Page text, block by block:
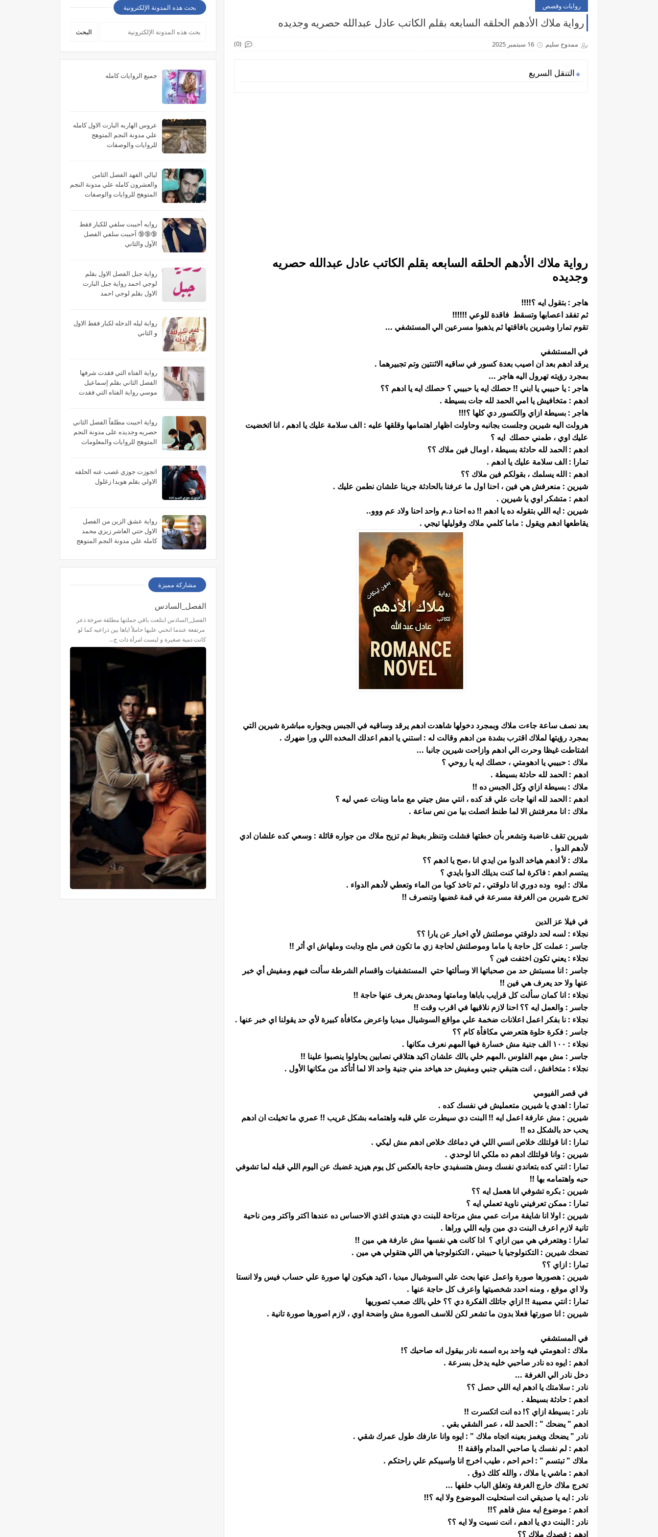
روايات وقصص
رواية ملاك الأدهم الحلقه السابعه بقلم الكاتب عادل عبدالله حصريه وجديده
ممدوح سليم 16 سبتمبر 2025 (0)
التنقل السريع
رواية ملاك الأدهم الحلقه السابعه بقلم الكاتب عادل عبدالله حصريه
وجديده
هاجر : بتقول ايه ؟!!!!
ثم تفقد اعصابها وتسقط فاقدة للوعي !!!!!!
تقوم تمارا وشيرين بافاقتها ثم يذهبوا مسرعين الي المستشفي ...
في المستشفي
يرقد ادهم بعد ان اصيب بعدة كسور في ساقيه الاثنتين وتم تجبيرهما .
بمجرد رؤيته تهرول اليه هاجر ...
هاجر : يا حبيبي يا ابني !! حصلك ايه يا حبيبي ؟ حصلك ايه يا ادهم ؟؟
ادهم : متخافيش يا امي الحمد لله جات بسيطة .
هاجر : بسيطة ازاي والكسور دي كلها ؟!!!
هرولت اليه شيرين وجلست بجانبه وحاولت اظهار اهتمامها وقلقها عليه : الف سلامة عليك يا ادهم ، انا اتخضيت
عليك اوي ، طمني حصلك ايه ؟
ادهم : الحمد لله حادثة بسيطة ، اومال فين ملاك ؟؟
تمارا : الف سلامة عليك يا ادهم .
ادهم : الله يسلمك ، بقولكم فين ملاك ؟؟
شيرين : منعرفش هي فين ، احنا اول ما عرفنا بالحادثة جرينا علشان نطمن عليك .
ادهم : متشكر اوي يا شيرين .
شيرين : ايه اللي بتقوله ده يا ادهم !! ده احنا د.م واحد احنا ولاد عم ووو..
يقاطعها ادهم ويقول : ماما كلمي ملاك وقوليلها تيجي .
بعد نصف ساعة جاءت ملاك وبمجرد دخولها شاهدت ادهم يرقد وساقيه في الجبس وبجواره مباشرة شيرين التي
بمجرد رؤيتها لملاك اقترب بشدة من ادهم وقالت له : استني يا ادهم اعدلك المخده اللي ورا ضهرك .
اشتاطت غيظا وحرت الي ادهم وازاحت شيرين جانبا ...
ملاك : حبيبي يا ادهومتي ، حصلك ايه يا روحي ؟
ادهم : الحمد لله حادثة بسيطة .
ملاك : بسيطة ازاي وكل الجبس ده !!
ادهم : الحمد لله انها جات علي قد كده ، انتي مش جيتي مع ماما وبنات عمي ليه ؟
ملاك : انا معرفتش الا لما طنط اتصلت بيا من نص ساعة .
شيرين تقف غاضبة وتشعر بأن خطتها فشلت وتنظر بغيظ ثم تزيح ملاك من جواره قائلة : وسعي كده علشان ادي
لأدهم الدوا .
ملاك : لأ ادهم هياخد الدوا من ايدي انا ،صح يا ادهم ؟؟
يبتسم ادهم : فاكرة لما كنت بديلك الدوا بايدي ؟
ملاك : ايوه وده دوري انا دلوقتي ، ثم تاخذ كوبا من الماء وتعطي لأدهم الدواء .
تخرج شيربن من الغرفة مسرعة في قمة غضبها وتنصرف !!
في فيلا عز الدين
نجلاء : لسه لحد دلوقتي موصلتش لأي اخبار عن يارا ؟؟
جاسر : عملت كل حاجة يا ماما وموصلتش لحاجة زي ما تكون فص ملح ودابت وملهاش اي أثر !!
نجلاء : يعني تكون اختفت فين ؟
جاسر : انا مسبتش حد من صحباتها الا وسألتها حتي المستشفيات واقسام الشرطة سألت فيهم ومفيش أي خبر
عنها ولا حد يعرف هي فين !!
نجلاء : انا كمان سألت كل قرايب باباها ومامتها ومحدش يعرف عنها حاجة !!
جاسر : والعمل ايه ؟؟ احنا لازم نلاقيها في اقرب وقت !!
نجلاء : نا بفكر اعمل اعلانات ضخمة علي مواقع السوشيال ميديا واعرض مكافأة كبيرة لأي حد يقولنا اي خبر عنها .
جاسر : فكرة حلوة هتعرضي مكافأة كام ؟؟
نجلاء : ١٠٠ الف جنية مش خسارة فيها المهم نعرف مكانها .
جاسر : مش مهم الفلوس ،المهم خلي بالك علشان اكيد هتلاقي نصابين يحاولوا ينصبوا علينا !!
نجلاء : متخافش ، انت هتبقي جنبي ومفيش حد هياخد مني جنية واحد الا لما أتأكد من مكانها الأول .
في قصر الفيومي
تمارا : اهدي يا شيرين متعمليش في نفسك كده .
شيرين : مش عارفة اعمل ايه !! البنت دي سيطرت علي قلبه واهتمامه بشكل غريب !! عمري ما تخيلت ان ادهم
يحب حد بالشكل ده !!
تمارا : انا قولتلك خلاص انسي اللي في دماغك خلاص ادهم مش ليكي .
شيرين : وانا قولتلك ادهم ده ملكي انا لوحدي .
تمارا : انتي كده بتعاندي نفسك ومش هتسفيدي حاجة بالعكس كل يوم هيزيد غضبك عن اليوم اللي قبله لما تشوفي
حبه واهتمامه بها !!
شيرين : بكره تشوفي انا هعمل ايه ؟؟
تمارا : ممكن تعرفيني ناوية تعملي ايه ؟
شيرين : اولا انا شايفة مرات عمي مش مرتاحة للبنت دي هبتدي اغذي الاحساس ده عندها اكتر واكتر ومن ناحية
تانية لازم اعرف البنت دي مين وايه اللي وراها .
تمارا : وهتعرفي هي مين ازاي ؟ اذا كانت هي نفسها مش عارفة هي مين !!
تضحك شيرين : التكنولوجيا يا حبيبتي ، التكنولوجيا هي اللي هتقولي هي مين .
تمارا : ازاي ؟؟
شيرين : هصورها صورة واعمل عنها بحث علي السوشيال ميديا ، اكيد هيكون لها صورة علي حساب فيس ولا انستا
ولا اي موقع ، ومنه احدد شخصيتها واعرف كل حاجة عنها .
تمارا : انتي مصيبة !! ازاي جاتلك الفكرة دي ؟؟ خلي بالك صعب تصوريها
شيرين : انا صورتها فعلا بدون ما تشعر لكن للاسف الصورة مش واضحة اوي ، لازم اصورها صورة تانية .
في المستشفي
ملاك : ادهومتي فيه واحد بره اسمه نادر بيقول انه صاحبك ؟!
ادهم : ايوه ده نادر صاحبي خليه يدخل بسرعة .
دخل نادر الي الغرفة ...
نادر : سلامتك يا ادهم ايه اللي حصل ؟؟
ادهم : حادثة بسيطة .
نادر : بسيطة ازاي ؟! ده انت اتكسرت !!
ادهم " يضحك " : الحمد لله ، عمر الشقي بقي .
نادر " يضحك ويغمز بعينه اتجاه ملاك " : ايوه وانا عارفك طول عمرك شقي .
ادهم : لم نفسك يا صاحبي المدام واقفة !!
ملاك " تبتسم " : احم احم ، طيب اخرج انا واسيبكم علي راحتكم .
ادهم : ماشي يا ملاك ، والله كلك ذوق .
تخرج ملاك خارج الغرفة وتغلق الباب خلفها ...
نادر : ايه يا صديقي انت استحليت الموضوع ولا ايه ؟!!
ادهم : موضوع ايه مش فاهم ؟!!
نادر : البنت دي يا ادهم ، انت نسيت ولا ايه ؟؟
ادهم : قصدك ملاك ؟؟
بحث هذه المدونة الإلكترونية
جميع الروايات كامله
عروس الهاربه البارت الاول كامله
علي مدونة النجم المتوهج
للروايات والوصفات
ليالي الفهد الفصل الثامن
والعشرون كامله علي مدونة النجم
المتوهج للروايات والوصفات
روايه أحببت سلفي للكبار فقط
🔞🔞🔞 آحببت سلفي الفصل
الآول والثاني
رواية جبل الفصل الاول بقلم
لوجي احمد رواية جبل البارت
الاول بقلم لوجي احمد
رواية ليله الدخله لكبار فقط الاول
و الثاني
رواية الفتاه التي فقدت شرفها
الفصل الثاني بقلم إسماعيل
موسي رواية الفتاه التي فقدت
فقدت شرفها الجزء الثاني بقلم
إسماعيل موسي
رواية احببت مطلقاً الفصل الثاني
حصريه وجديده على مدونة النجم
المتوهج للروايات والمعلومات
اتجوزت جوزي غصب عنه الحلقه
الاولي بقلم هويدا زغلول
رواية عشق الزين من الفصل
الاول حتي العاشر زيزي محمد
كامله علي مدونة النجم المتوهج
مشاركة مميزة
الفصل_السادس
الفصل_السادس ابتلعت باقي جملتها مطلقة صړخة ذعر
مرتفعة عندما انحني عليها حاملاً اياها بين ذراعيه كما لو
كانت دمية صغيرة و ليست امرأة ذات ج…